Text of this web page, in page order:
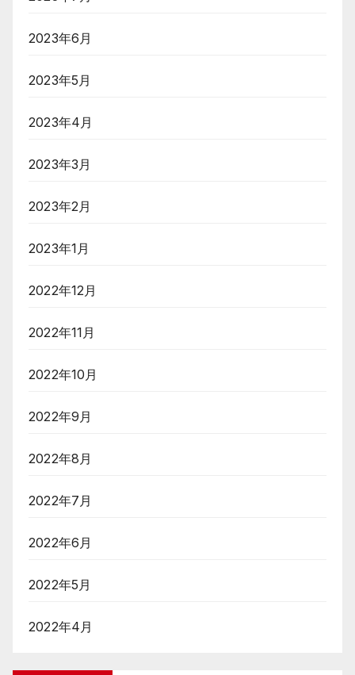
2023年6月
2023年5月
2023年4月
2023年3月
2023年2月
2023年1月
2022年12月
2022年11月
2022年10月
2022年9月
2022年8月
2022年7月
2022年6月
2022年5月
2022年4月